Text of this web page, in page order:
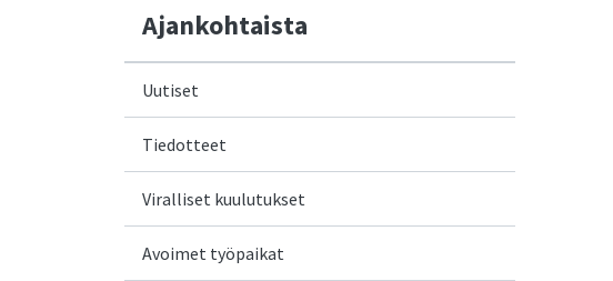
Ajankohtaista
Uutiset
Tiedotteet
Viralliset kuulutukset
Avoimet työpaikat